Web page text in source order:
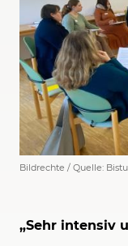
Bildrechte / Quelle:
„Sehr intensiv